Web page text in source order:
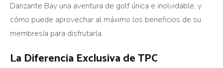
Danzante Bay una aventura de golf única e inolvidable, y
cómo puede aprovechar al máximo los beneficios de su
membresía para disfrutarla.
La Diferencia Exclusiva de TPC